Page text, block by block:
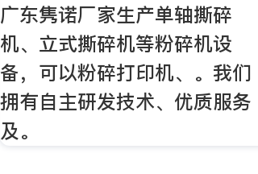
广东隽诺厂家生产单轴撕碎
机、立式撕碎机等粉碎机设
备，可以粉碎打印机、。我们
拥有自主研发技术、优质服务
及。